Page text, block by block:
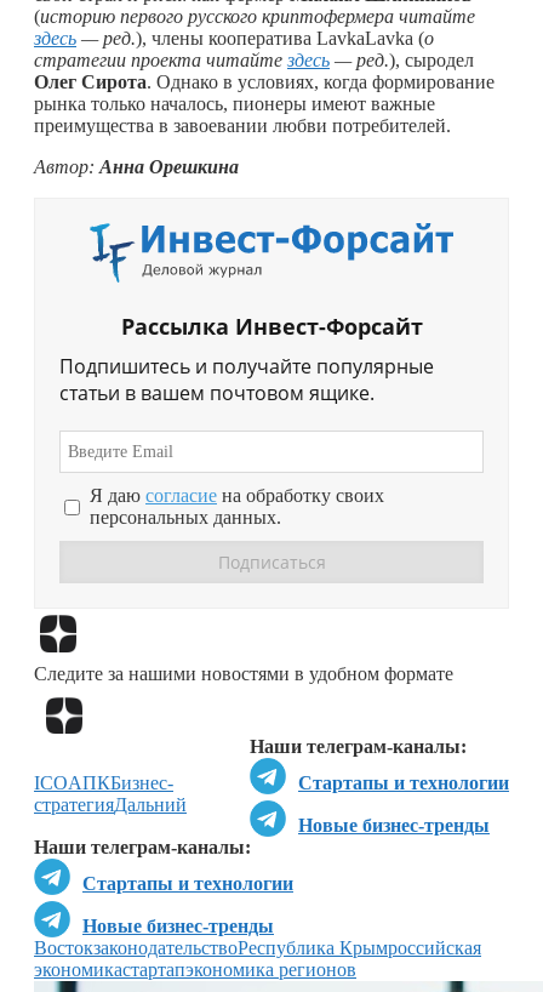
(историю первого русского криптофермера читайте
здесь — ред.), члены кооператива LavkaLavka (о
стратегии проекта читайте здесь — ред.), сыродел
Олег Сирота. Однако в условиях, когда формирование
рынка только началось, пионеры имеют важные
преимущества в завоевании любви потребителей.
Автор: Анна Орешкина
Рассылка Инвест-Форсайт
Подпишитесь и получайте популярные
статьи в вашем почтовом ящике.
Я даю согласие на обработку своих
персональных данных.
Следите за нашими новостями в удобном формате
Наши телеграм-каналы:
Стартапы и технологии
Новые бизнес-тренды
Наши телеграм-каналы:
Стартапы и технологии
Новые бизнес-тренды
ICOАПКБизнес-
стратегияДальний
ВостокзаконодательствоРеспублика Крымроссийская
экономикастартапэкономика регионов